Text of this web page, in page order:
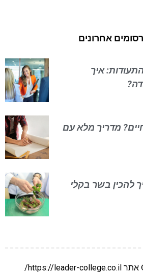
אחרונים
איך
מדריך מלא עם
להכין בשר בקלי